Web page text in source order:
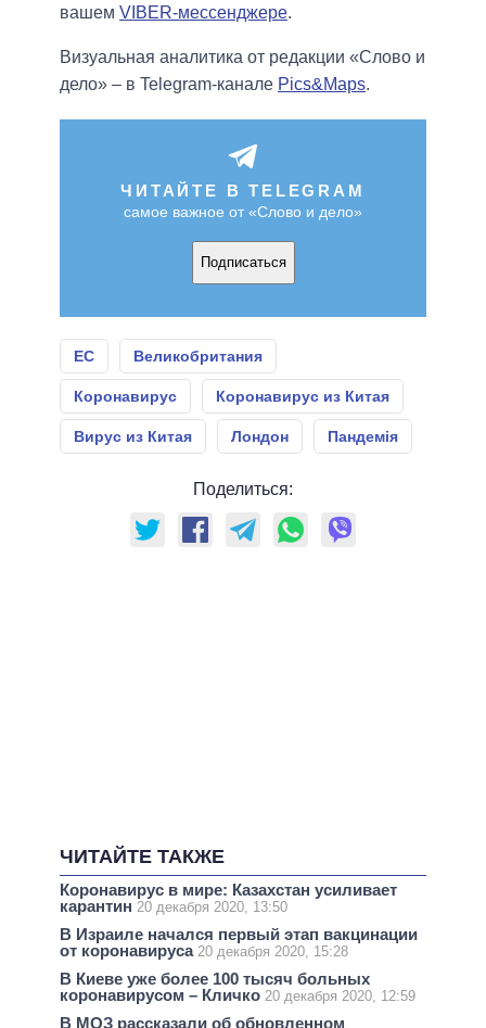
вашем VIBER-мессенджере.
Визуальная аналитика от редакции «Слово и
дело» – в Telegram-канале Pics&Maps.
ЧИТАЙТЕ В TELEGRAM
самое важное от «Слово и дело»
Подписаться
ЕС Великобритания
Коронавирус Коронавирус из Китая
Вирус из Китая Лондон Пандемія
Поделиться:
ЧИТАЙТЕ ТАКЖЕ
Коронавирус в мире: Казахстан усиливает
карантин 20 декабря 2020, 13:50
В Израиле начался первый этап вакцинации
от коронавируса 20 декабря 2020, 15:28
В Киеве уже более 100 тысяч больных
коронавирусом – Кличко 20 декабря 2020, 12:59
В МОЗ рассказали об обновленном